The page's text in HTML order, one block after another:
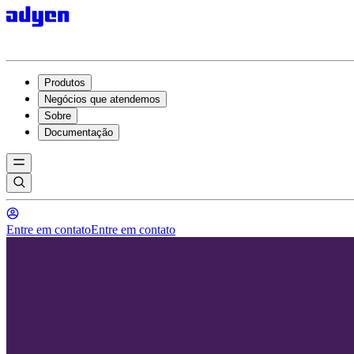
Produtos
Negócios que atendemos
Sobre
Documentação
Entre em contatoEntre em contato